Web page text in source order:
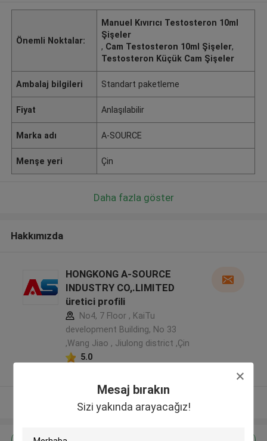
Mesaj bırakın
Sizi yakında arayacağız!
Önemli Noktalar:
Manuel Kıvırıcı Testosteron 10ml
Şişeler
, Cam Testosteron 10ml Şişeler,
Testosteron Küçük Cam Şişeler
Ambalaj bilgileri Standart paketleme
Fiyat Anlaşılabilir
Marka adı A-SOURCE
Menşe yeri Çin
Daha fazla göster
Hakkımızda
HONGKONG A-SOURCE
INDUSTRY CO,.LIMITED
üretici profili
No4, 7 Floor , KaiTu
development Building, No 33
,Wang Jiao , Jiulong district ,Çin
5.0
Daha fazla göster